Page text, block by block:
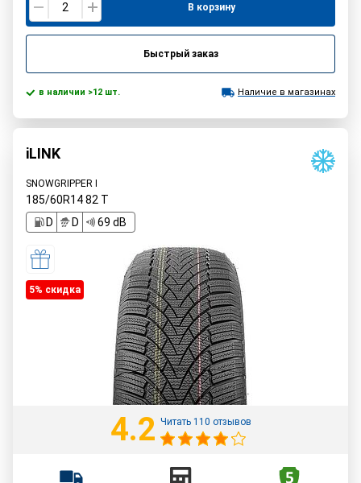
В корзину
Быстрый заказ
в наличии >12 шт. Наличие в магазинах
iLINK
SNOWGRIPPER I
185/60R1482 T
D
D 69 dB
5% cкидка
4.2 Читать 110 отзывов